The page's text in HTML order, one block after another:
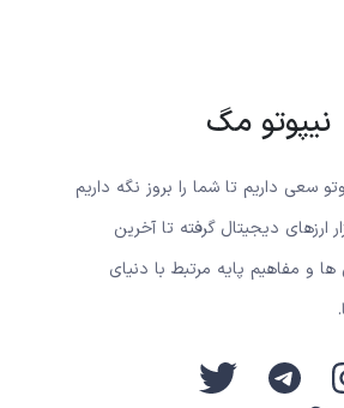
نیپوتو مگ
سعی داریم تا شما را بروز نگه داریم
ارزهای دیجیتال گرفته تا آخرین
و مفاهیم پایه مرتبط با دنیای